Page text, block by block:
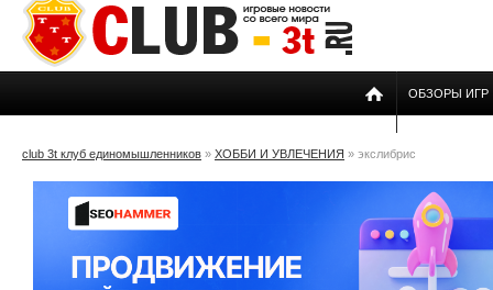
ОБЗОРЫ ИГР
club 3t клуб единомышленников » ХОББИ И УВЛЕЧЕНИЯ » экслибрис